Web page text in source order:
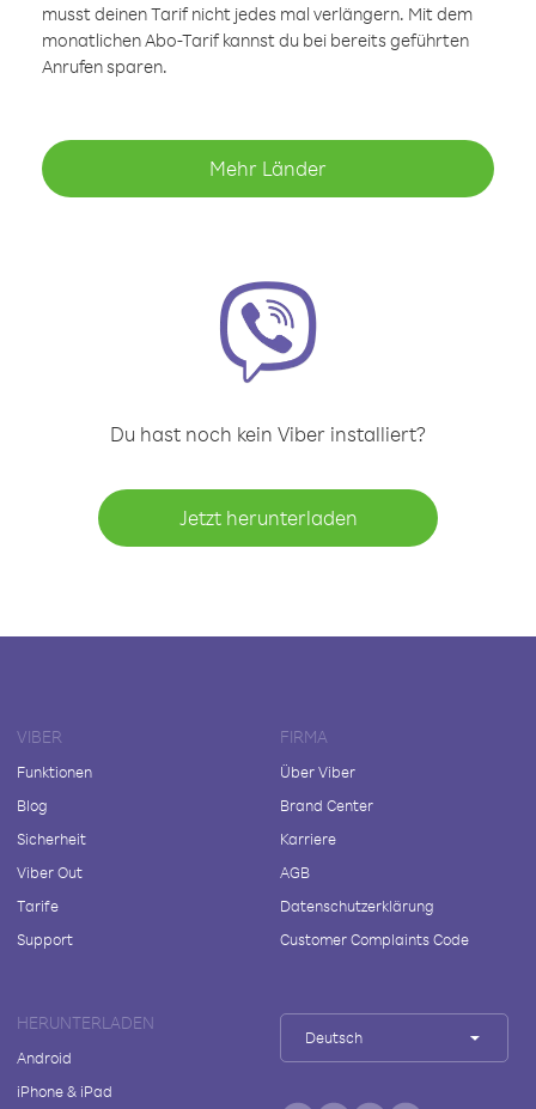
musst deinen Tarif nicht jedes mal verlängern. Mit dem
monatlichen Abo-Tarif kannst du bei bereits geführten
Anrufen sparen.
Mehr Länder
Du hast noch kein Viber installiert?
Jetzt herunterladen
VIBER
Funktionen
Blog
Sicherheit
Viber Out
Tarife
Support
FIRMA
Über Viber
Brand Center
Karriere
AGB
Datenschutzerklärung
Customer Complaints Code
HERUNTERLADEN
Android
iPhone & iPad
Deutsch